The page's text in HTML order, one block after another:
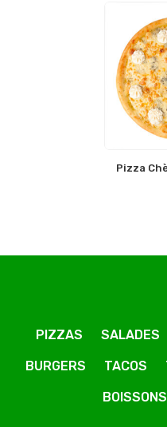
Pizza
PIZZAS SALADES
BURGERS TACOS
BOISSONS